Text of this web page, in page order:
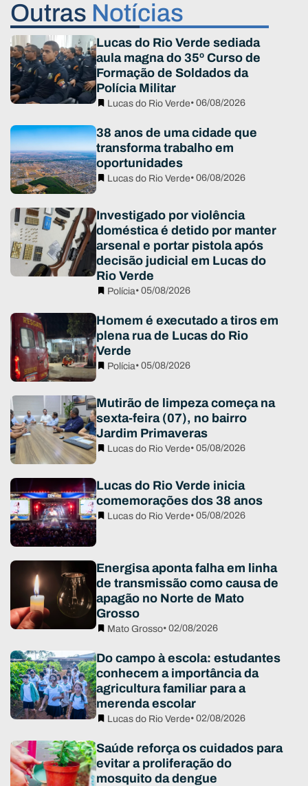
Outras Notícias
Lucas do Rio Verde sediada
aula magna do 35º Curso de
Formação de Soldados da
Polícia Militar
Lucas do Rio Verde• 06/08/2026
38 anos de uma cidade que
transforma trabalho em
oportunidades
Lucas do Rio Verde• 06/08/2026
Investigado por violência
doméstica é detido por manter
arsenal e portar pistola após
decisão judicial em Lucas do
Rio Verde
Polícia• 05/08/2026
Homem é executado a tiros em
plena rua de Lucas do Rio
Verde
Polícia• 05/08/2026
Mutirão de limpeza começa na
sexta-feira (07), no bairro
Jardim Primaveras
Lucas do Rio Verde• 05/08/2026
Lucas do Rio Verde inicia
comemorações dos 38 anos
Lucas do Rio Verde• 05/08/2026
Energisa aponta falha em linha
de transmissão como causa de
apagão no Norte de Mato
Grosso
Mato Grosso• 02/08/2026
Do campo à escola: estudantes
conhecem a importância da
agricultura familiar para a
merenda escolar
Lucas do Rio Verde• 02/08/2026
Saúde reforça os cuidados para
evitar a proliferação do
mosquito da dengue